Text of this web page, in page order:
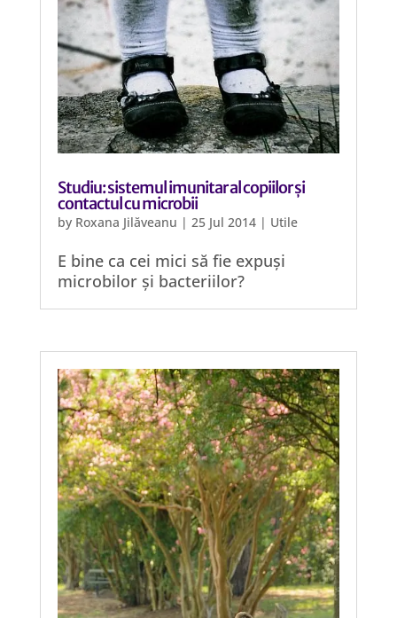
Studiu: sistemul imunitar al copiilor și
contactul cu microbii
by Roxana Jilăveanu | 25 Jul 2014| Utile
E bine ca cei mici să fie expuși
microbilor și bacteriilor?